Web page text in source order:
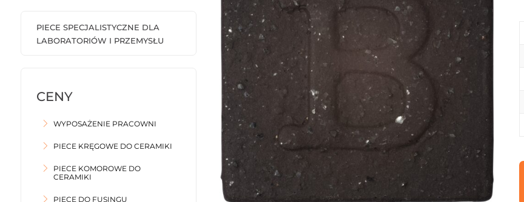
PIECE SPECJALISTYCZNE DLA
LABORATORIÓW I PRZEMYSŁU
WYPOSAŻENIE PRACOWNI
PIECE KRĘGOWE DO CERAMIKI
PIECE KOMOROWE DO
CERAMIKI
PIECE DO FUSINGU